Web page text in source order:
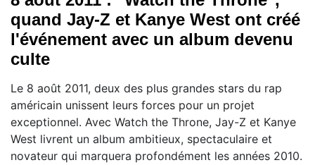
quand Jay-Z et Kanye West ont créé
l'événement avec un album devenu
culte
Le 8 août 2011, deux des plus grandes stars du rap
américain unissent leurs forces pour un projet
exceptionnel. Avec Watch the Throne, Jay-Z et Kanye
West livrent un album ambitieux, spectaculaire et
novateur qui marquera profondément les années 2010.